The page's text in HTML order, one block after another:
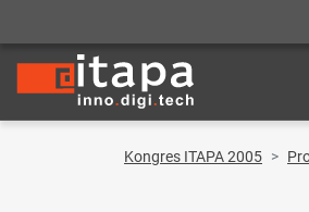
Kongres ITAPA 2005